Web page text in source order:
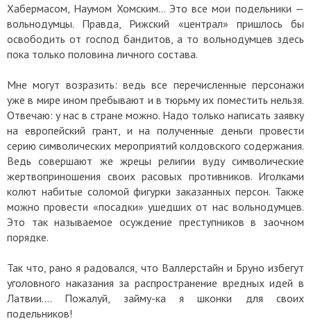
Хабермасом, Наумом Хомским… Это все мои подельники —
вольнодумцы. Правда, Рижский «централ» пришлось бы
освободить от господ бандитов, а то вольнодумцев здесь
пока только половина личного состава.
Мне могут возразить: ведь все перечисленные персонажи
уже в мире ином пребывают и в тюрьму их поместить нельзя.
Отвечаю: у нас в стране можно. Надо только написать заявку
на европейский грант, и на полученные деньги провести
серию символических мероприятий колдовского содержания.
Ведь совершают же жрецы религии вуду символические
жертвоприношения своих расовых противников. Иголками
колют набитые соломой фигурки заказанных персон. Также
можно провести «посадки» ушедших от нас вольнодумцев.
Это так называемое осуждение преступников в заочном
порядке.
Так что, рано я радовался, что Валлерстайн и Бруно избегут
уголовного наказания за распространение вредных идей в
Латвии…. Пожалуй, займу-ка я шконки для своих
подельников!